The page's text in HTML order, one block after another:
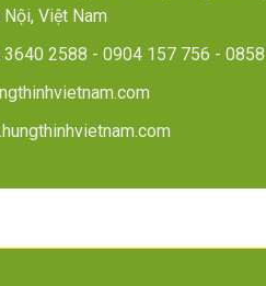
Việt Nam
3640 2588 - 0904 157 756 -